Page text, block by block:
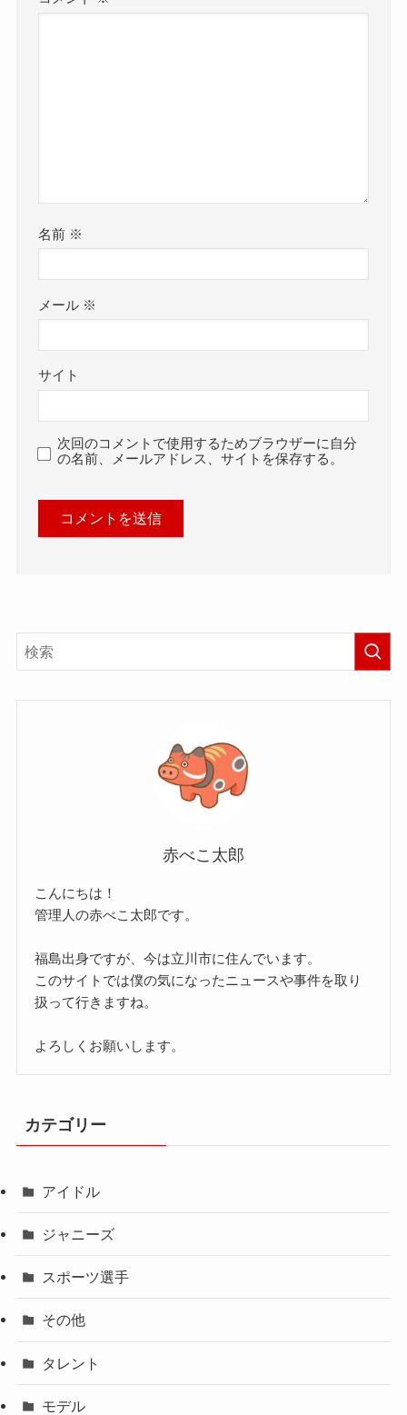
名前 ※
メール ※
サイト
次回のコメントで使用するためブラウザーに自分
の名前、メールアドレス、サイトを保存する。
赤べこ太郎
こんにちは！
管理人の赤べこ太郎です。
福島出身ですが、今は立川市に住んでいます。
このサイトでは僕の気になったニュースや事件を取り
扱って行きますね。
よろしくお願いします。
カテゴリー
アイドル
ジャニーズ
スポーツ選手
その他
タレント
モデル